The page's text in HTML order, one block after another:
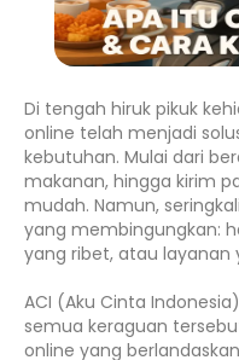
Di tengah hiruk pikuk
online telah menjadi
kebutuhan. Mulai dari
makanan, hingga kirim
mudah. Namun,
yang membingungkan:
yang ribet, atau layanan
ACI (Aku Cinta
semua keraguan
online yang